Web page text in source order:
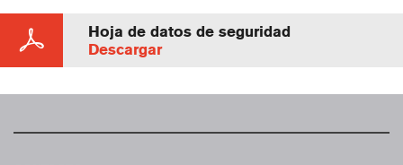
Hoja de datos de seguridad
Descargar